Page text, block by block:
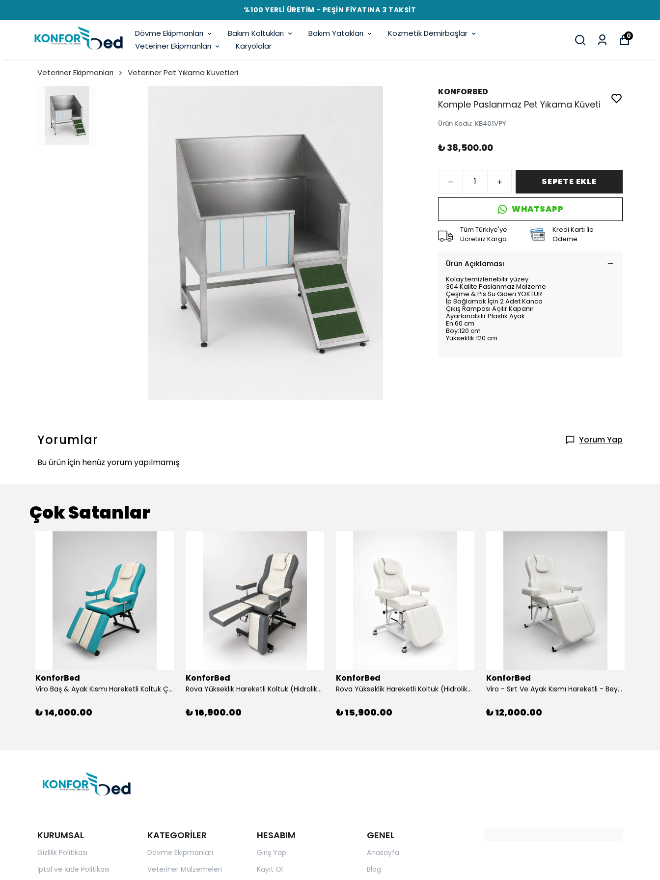
%100 YERLİ ÜRETİM - PEŞİN FİYATINA 3 TAKSİT
Dövme Ekipmanları Bakım Koltukları Bakım Yatakları
Kozmetik Demirbaşlar
Veteriner Ekipmanları
Karyolalar
0
Veteriner Ekipmanları Veteriner Pet Yıkama Küvetleri
KONFORBED
Komple Paslanmaz Pet Yıkama Küveti
Ürün Kodu: KB401VPY
₺ 38,500.00
SEPETE EKLE
WHATSAPP
Tüm Türkiye'ye
Ücretsiz Kargo
Kredi Kartı İle
Ödeme
Ürün Açıklaması
Kolay temizlenebilir yüzey
304 Kalite Paslanmaz Malzeme
Çeşme & Pis Su Gideri YOKTUR
İp Bağlamak İçin 2 Adet Kanca
Çıkış Rampası Açılır Kapanır
Ayarlanabilir Plastik Ayak
En:60 cm
Boy:120 cm
Yükseklik:120 cm
Yorumlar
Yorum Yap
Bu ürün için henüz yorum yapılmamış.
Çok Satanlar
KonforBed
Viro Baş & Ayak Kısmı Hareketli Koltuk Çift Bacaklı
₺ 14,000.00
KonforBed
Rova Yükseklik Hareketli Koltuk (Hidrolik) Beyaz-Gri
₺ 16,900.00
KonforBed
Rova Yükseklik Hareketli Koltuk (Hidrolik) Beyaz
₺ 15,900.00
KonforBed
Viro - Sırt Ve Ayak Kısmı Hareketli - Beyaz
₺ 12,000.00
KURUMSAL
Gizlilik Politikası
İptal ve İade Politikası
KATEGORİLER
Dövme Ekipmanları
Veteriner Malzemeleri
HESABIM
Giriş Yap
Kayıt Ol
GENEL
Anasayfa
Blog